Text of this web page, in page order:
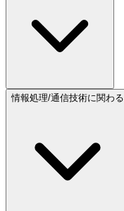
情報処理/通信技術に関わる